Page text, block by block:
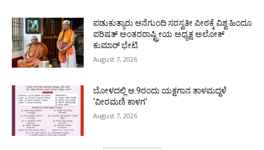
ಪಡುಕುತ್ಯಾರು ಆನೆಗುಂದಿ ಸರಸ್ವತೀ ಪೀಠಕ್ಕೆ ವಿಶ್ವ ಹಿಂದೂ
ಪರಿಷತ್ ಅಂತರರಾಷ್ಟ್ರೀಯ ಅಧ್ಯಕ್ಷ ಅಲೋಕ್
ಕುಮಾರ್ ಭೇಟಿ
August 7, 2026
ಬೋಳದಲ್ಲಿ ಆ.9ರಂದು ಯಕ್ಷಗಾನ ತಾಳಮದ್ದಳೆ
‘ವೀರಮಣಿ ಕಾಳಗ’
August 7, 2026